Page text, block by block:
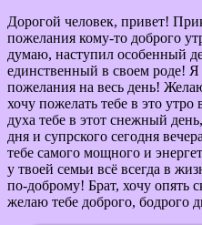
Дорогой человек, привет!
пожелания кому-то доброго
думаю, наступил особенный
единственный в своем роде!
пожелания на весь день!
хочу пожелать тебе в это
духа тебе в этот снежный
дня и супрского сегодня
тебе самого мощного и
у твоей семьи всё всегда в
по-доброму! Брат, хочу опять
желаю тебе доброго, бодрого